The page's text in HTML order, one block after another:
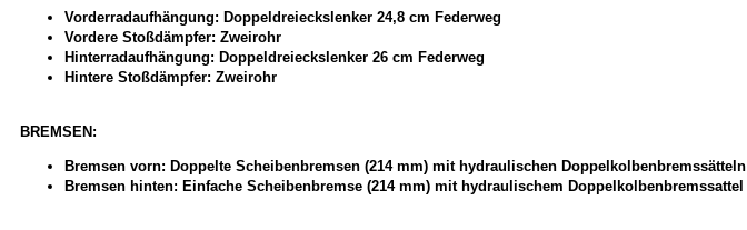
Vorderradaufhängung: Doppeldreieckslenker 24,8 cm Federweg
Vordere Stoßdämpfer: Zweirohr
Hinterradaufhängung: Doppeldreieckslenker 26 cm Federweg
Hintere Stoßdämpfer: Zweirohr
BREMSEN:
Bremsen vorn: Doppelte Scheibenbremsen (214 mm) mit hydraulischen Doppelkolbenbremssätteln
Bremsen hinten: Einfache Scheibenbremse (214 mm) mit hydraulischem Doppelkolbenbremssattel